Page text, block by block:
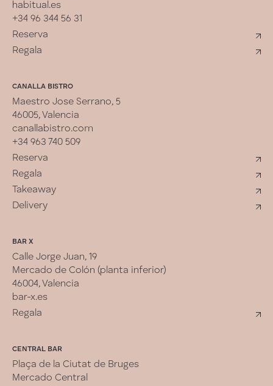
habitual.es
+34 96 344 56 31
Reserva
Regala
CANALLA BISTRO
Maestro Jose Serrano, 5
46005, Valencia
canallabistro.com
+34 963 740 509
Reserva
Regala
Takeaway
Delivery
BAR X
Calle Jorge Juan, 19
Mercado de Colón (planta inferior)
46004, Valencia
bar-x.es
Regala
CENTRAL BAR
Plaça de la Ciutat de Bruges
Mercado Central